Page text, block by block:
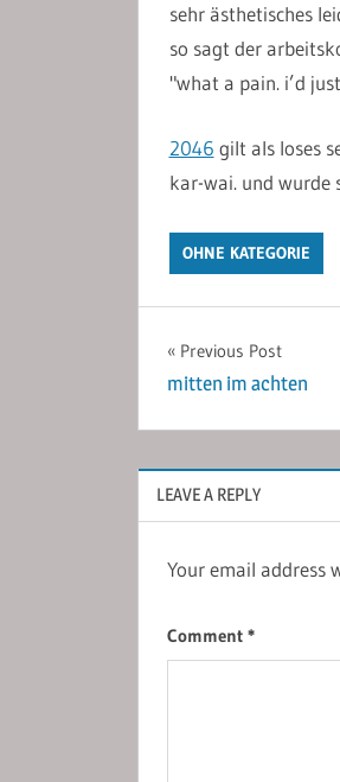
sehr ästhetisches
so sagt der
"what a pain. i’d
2046 gilt als loses
kar-wai. und wurde
OHNE KATEGORIE
Post
navigation
Previous Post
mitten im achten
LEAVE A REPLY
Your email address
Comment *